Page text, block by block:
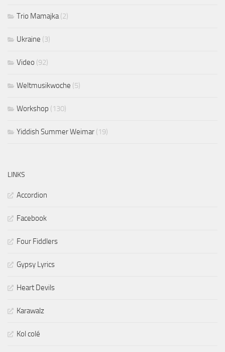
Trio Mamajka(2)
Ukraine (3)
Video (92)
Weltmusikwoche (5)
Workshop (130)
Yiddish Summer Weimar (19)
LINKS
Accordion
Facebook
Four Fiddlers
Gypsy Lyrics
Heart Devils
Karawalz
Kol colé